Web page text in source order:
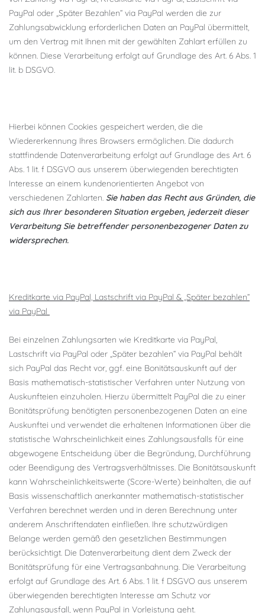
PayPal oder „Später Bezahlen“ via PayPal werden die zur
Zahlungsabwicklung erforderlichen Daten an PayPal übermittelt,
um den Vertrag mit Ihnen mit der gewählten Zahlart erfüllen zu
können. Diese Verarbeitung erfolgt auf Grundlage des Art. 6 Abs. 1
lit. b DSGVO.
Hierbei können Cookies gespeichert werden, die die
Wiedererkennung Ihres Browsers ermöglichen. Die dadurch
stattfindende Datenverarbeitung erfolgt auf Grundlage des Art. 6
Abs. 1 lit. f DSGVO aus unserem überwiegenden berechtigten
Interesse an einem kundenorientierten Angebot von
verschiedenen Zahlarten. Sie haben das Recht aus Gründen, die
sich aus Ihrer besonderen Situation ergeben, jederzeit dieser
Verarbeitung Sie betreffender personenbezogener Daten zu
widersprechen.
Kreditkarte via PayPal, Lastschrift via PayPal & „Später bezahlen“
via PayPal
Bei einzelnen Zahlungsarten wie Kreditkarte via PayPal,
Lastschrift via PayPal oder „Später bezahlen“ via PayPal behält
sich PayPal das Recht vor, ggf. eine Bonitätsauskunft auf der
Basis mathematisch-statistischer Verfahren unter Nutzung von
Auskunfteien einzuholen. Hierzu übermittelt PayPal die zu einer
Bonitätsprüfung benötigten personenbezogenen Daten an eine
Auskunftei und verwendet die erhaltenen Informationen über die
statistische Wahrscheinlichkeit eines Zahlungsausfalls für eine
abgewogene Entscheidung über die Begründung, Durchführung
oder Beendigung des Vertragsverhältnisses. Die Bonitätsauskunft
kann Wahrscheinlichkeitswerte (Score-Werte) beinhalten, die auf
Basis wissenschaftlich anerkannter mathematisch-statistischer
Verfahren berechnet werden und in deren Berechnung unter
anderem Anschriftendaten einfließen. Ihre schutzwürdigen
Belange werden gemäß den gesetzlichen Bestimmungen
berücksichtigt. Die Datenverarbeitung dient dem Zweck der
Bonitätsprüfung für eine Vertragsanbahnung. Die Verarbeitung
erfolgt auf Grundlage des Art. 6 Abs. 1 lit. f DSGVO aus unserem
überwiegenden berechtigten Interesse am Schutz vor
Zahlungsausfall, wenn PayPal in Vorleistung geht.